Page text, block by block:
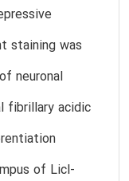
staining was
neuronal
fibrillary acidic
of Licl-